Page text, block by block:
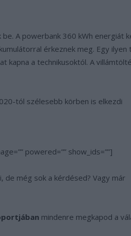
A powerbank 360 kWh energiát
érkeznek meg. Egy ilyen
kapna a technikusoktól. A
tól szélesebb körben is elkezdi
powered=”” show_ids=””]
de még sok a kérdésed? Vagy már
mindenre megkapod a